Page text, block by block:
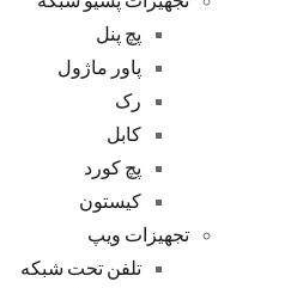
پچ پنل
پاور ماژول
رک
کابل
پچ کورد
کیستون
تجهیزات ویپ
تلفن تحت شبکه